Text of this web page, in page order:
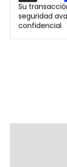
Su
seguridad
confidencial